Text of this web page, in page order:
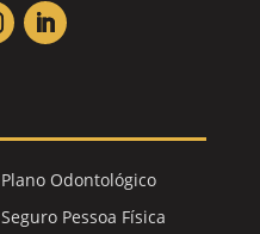
Plano Odontológico
Seguro Pessoa Física